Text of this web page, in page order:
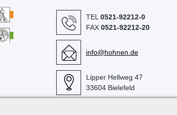
TEL 0521-92212-0
FAX 0521-92212-20
info@hohnen.de
Lipper Hellweg 47
33604 Bielefeld